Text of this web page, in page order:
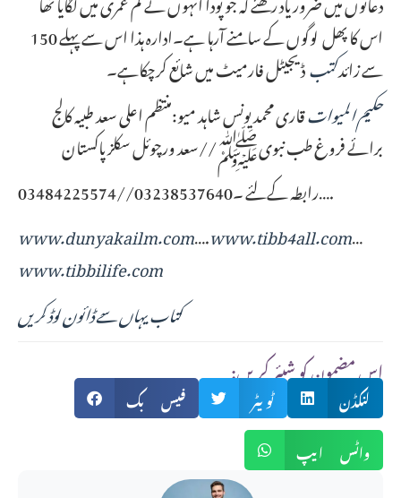
اس کا پھل لوگوں کے سامنے آرہا ہے۔ادارہ ہذا اس سے پہلے 150
سے زائدکتبڈیجیٹل فارمیٹ میں شائع کرچکاہے۔
حکیم المیواتقاری محمد یونس شاہد میو:منتظم اعلی سعد طبیہ کالج
برائے فروغ طب نبویﷺ//سعد ورچوئل سکلز پاکستان
رابطہ کےلئے ۔03238537640//03484225574….
www.dunyakailm.com….www.tibb4all.com…
www.tibbilife.com
کتاب یہاں سے ڈائون لوڈ کریں
:اس مضمون کو شیئر کریں
فیس بک ٹویٹر
لنکڈن
واٹس ایپ